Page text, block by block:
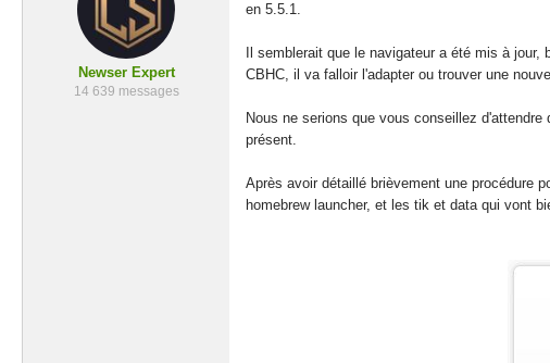
Newser Expert
14 639 messages
en 5.5.1.
Il semblerait que le navigateur a été mis à
CBHC, il va falloir l'adapter ou trouver une
Nous ne serions que vous conseillez
présent.
Après avoir détaillé brièvement une procédure
homebrew launcher, et les tik et data qui vont